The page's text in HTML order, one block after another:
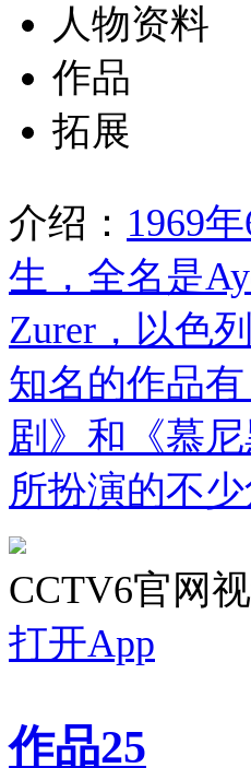
人物资料
作品
拓展
介绍： 1969
生，全名是
Zurer，以色
知名的作品
剧》和《慕
所扮演的不
CCTV6官网
打开App
作品25